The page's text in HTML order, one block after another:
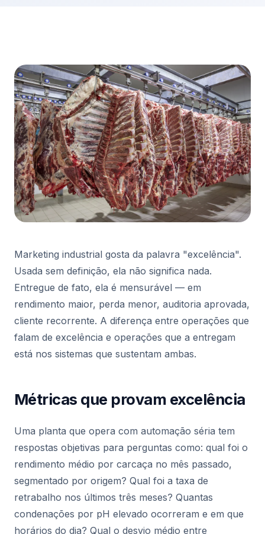
Marketing industrial gosta da palavra "excelência".
Usada sem definição, ela não significa nada.
Entregue de fato, ela é mensurável — em
rendimento maior, perda menor, auditoria aprovada,
cliente recorrente. A diferença entre operações que
falam de excelência e operações que a entregam
está nos sistemas que sustentam ambas.
Métricas que provam excelência
Uma planta que opera com automação séria tem
respostas objetivas para perguntas como: qual foi o
rendimento médio por carcaça no mês passado,
segmentado por origem? Qual foi a taxa de
retrabalho nos últimos três meses? Quantas
condenações por pH elevado ocorreram e em que
horários do dia? Qual o desvio médio entre